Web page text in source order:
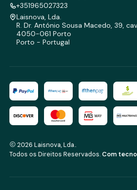
+351965027323
Laisnova, Lda.
R. Dr. António Sousa Macedo, 39,
4050-061 Porto
Porto - Portugal
2026 Laisnova, Lda..
Todos os Direitos Reservados. Com